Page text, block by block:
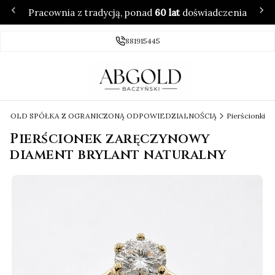
Pracownia z tradycją, ponad 60 latdoświadczenia
881915445
SPÓŁKA Z OGRANICZONĄ ODPOWIEDZIALNOŚCIĄ Pierścionki
Pierścionek zaręczynowy
diament brylant naturalny